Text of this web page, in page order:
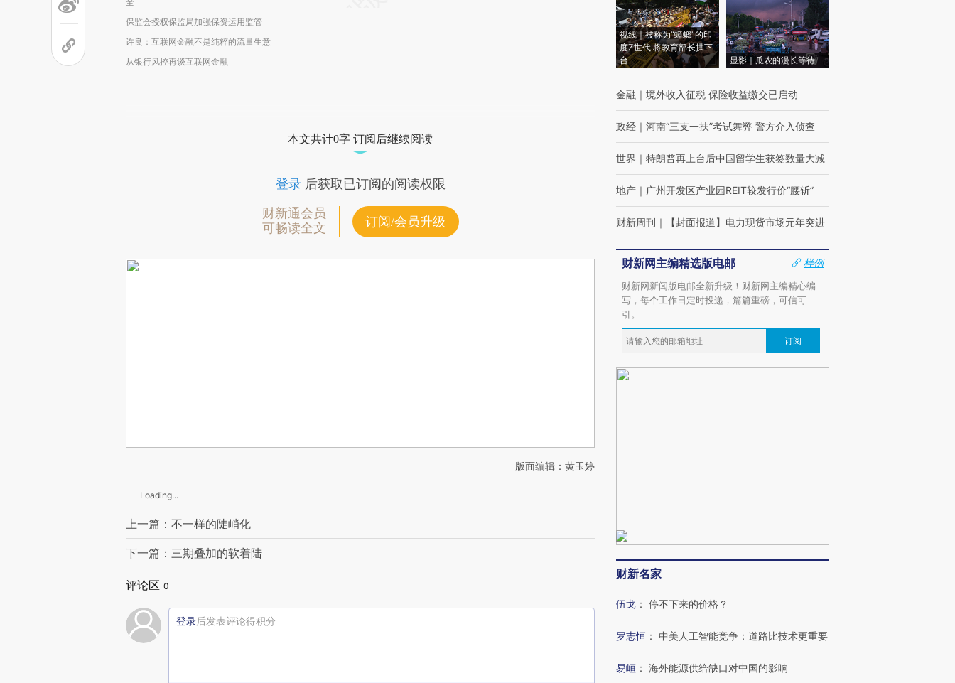
保监会授权保监局加强保资运用监管
许良：互联网金融不是纯粹的流量生意
从银行风控再谈互联网金融
本文共计0字 订阅后继续阅读
登录后获取已订阅的阅读权限
财新通会员
可畅读全文
订阅/会员升级
版面编辑：黄玉婷
Loading...
上一篇：不一样的陡峭化
下一篇：三期叠加的软着陆
评论区 0
登录后发表评论得积分
视线｜被称为“蟑螂”的印
度Z世代 将教育部长拱下
台
显影｜瓜农的漫长等待
金融 ｜ 境外收入征税 保险收益缴交已启动
政经 ｜ 河南“三支一扶”考试舞弊 警方介入侦查
世界 ｜ 特朗普再上台后中国留学生获签数量大减
地产 ｜ 广州开发区产业园REIT较发行价“腰斩”
财新周刊 ｜ 【封面报道】电力现货市场元年突进
财新网主编精选版电邮
样例
财新网新闻版电邮全新升级！财新网主编精心编
写，每个工作日定时投递，篇篇重磅，可信可
引。
订阅
财新名家
伍戈 ： 停不下来的价格？
罗志恒 ： 中美人工智能竞争：道路比技术更重要
易峘 ： 海外能源供给缺口对中国的影响